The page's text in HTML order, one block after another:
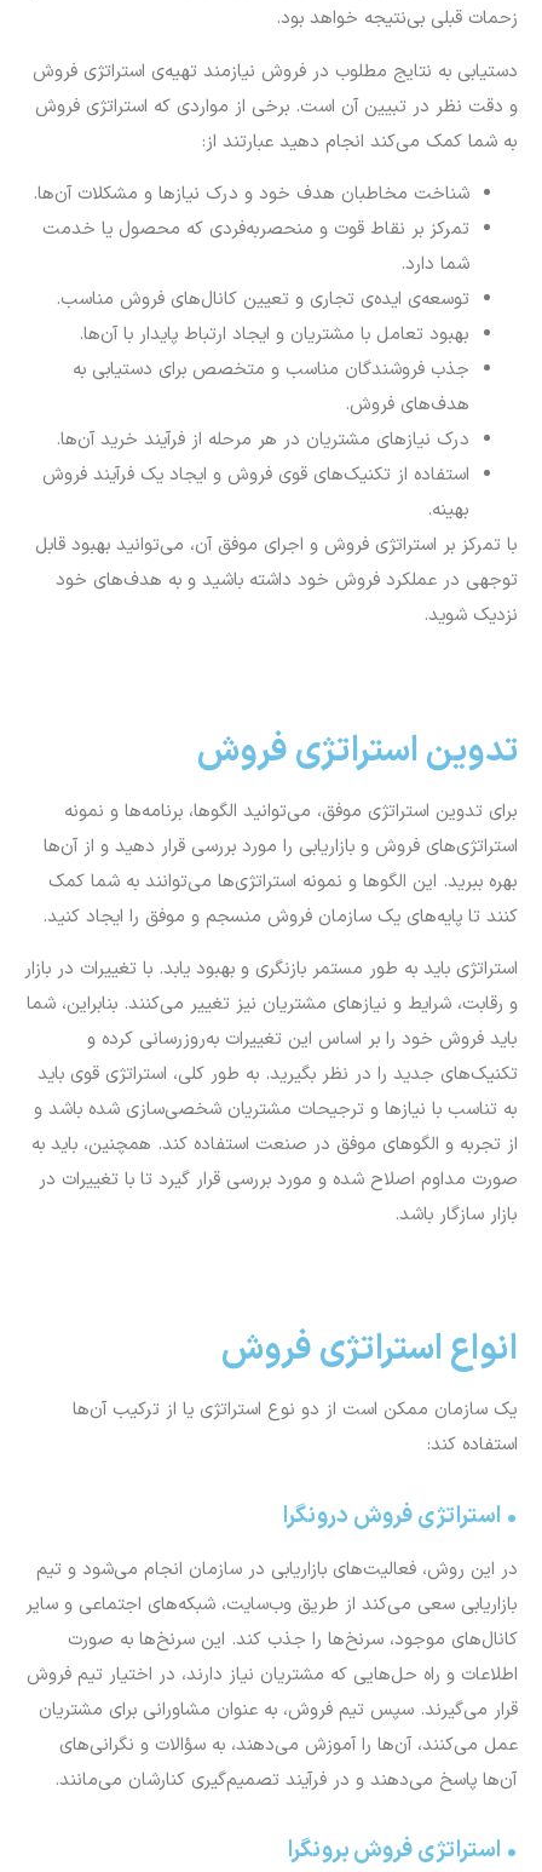
زحمات قبلی بی‌نتیجه خواهد بود.
دستیابی به نتایج مطلوب در فروش نیازمند تهیه‌ی‌ استراتژی فروش
و دقت نظر در تبیین آن است. برخی از مواردی که استراتژی فروش
به شما کمک می‌کند انجام دهید عبارتند از:
شناخت مخاطبان هدف خود و درک نیازها و مشکلات آن‌ها.
تمرکز بر نقاط قوت و منحصربه‌فردی که محصول یا خدمت
شما دارد.
توسعه‌ی ایده‌ی تجاری و تعیین کانال‌های فروش مناسب.
بهبود تعامل با مشتریان و ایجاد ارتباط پایدار با آن‌ها.
جذب فروشندگان مناسب و متخصص برای دستیابی به
هدف‌های فروش.
درک نیازهای مشتریان در هر مرحله از فرآیند خرید آن‌ها.
استفاده از تکنیک‌های قوی فروش و ایجاد یک فرآیند فروش
بهینه.
با تمرکز بر استراتژی فروش و اجرای موفق آن، می‌توانید بهبود قابل
توجهی در عملکرد فروش خود داشته باشید و به هدف‌های خود
نزدیک شوید.
تدوین استراتژی‌ فروش
برای تدوین استراتژی موفق، می‌توانید الگوها، برنامه‌ها و نمونه
استراتژی‌های فروش و بازاریابی را مورد بررسی قرار دهید و از آن‌ها
بهره ببرید. این الگوها و نمونه استراتژی‌ها می‌توانند به شما کمک
کنند تا پایه‌های یک سازمان فروش منسجم و موفق را ایجاد کنید.
استراتژی باید به طور مستمر بازنگری و بهبود یابد. با تغییرات در بازار
و رقابت، شرایط و نیازهای مشتریان نیز تغییر می‌کنند. بنابراین، شما
باید فروش خود را بر اساس این تغییرات به‌روزرسانی کرده و
تکنیک‌های جدید را در نظر بگیرید. به طور کلی، استراتژی قوی باید
به تناسب با نیازها و ترجیحات مشتریان شخصی‌سازی شده باشد و
از تجربه و الگوهای موفق در صنعت استفاده کند. همچنین، باید به
صورت مداوم اصلاح شده و مورد بررسی قرار گیرد تا با تغییرات در
بازار سازگار باشد.
انواع استراتژی فروش
یک سازمان ممکن است از دو نوع استراتژی یا از ترکیب آن‌ها
استفاده کند:
• استراتژی فروش درونگرا
در این روش، فعالیت‌های بازاریابی در سازمان انجام می‌شود و تیم
بازاریابی سعی می‌کند از طریق وب‌سایت، شبکه‌های اجتماعی و سایر
کانال‌های موجود، سرنخ‌ها را جذب کند. این سرنخ‌ها به صورت
اطلاعات و راه حل‌هایی که مشتریان نیاز دارند، در اختیار تیم فروش
قرار می‌گیرند. سپس تیم فروش، به عنوان مشاورانی برای مشتریان
عمل می‌کنند، آن‌ها را آموزش می‌دهند، به سؤالات و نگرانی‌های
آن‌ها پاسخ می‌دهند و در فرآیند تصمیم‌گیری کنارشان می‌مانند.
• استراتژی فروش برونگرا